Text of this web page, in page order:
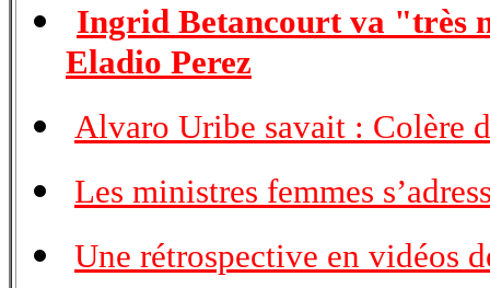
Ingrid Betancourt va "très
Eladio Perez
Alvaro Uribe savait : Colère
Les ministres femmes
Une rétrospective en vidéos